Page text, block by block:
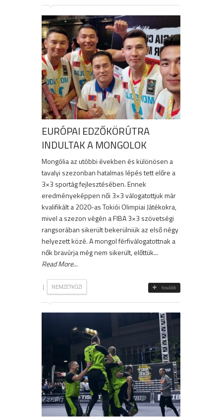
EURÓPAI EDZŐKÖRÚTRA
INDULTAK A MONGOLOK
Mongólia az utóbbi években és különösen a
tavalyi szezonban hatalmas lépés tett előre a
3×3 sportág fejlesztésében. Ennek
eredményeképpen női 3×3 válogatottjuk már
kvalifikált a 2020-as Tokiói Olimpiai Játékokra,
mivel a szezon végén a FIBA 3×3 szövetségi
rangsorában sikerült bekerülniük az első négy
helyezett közé. A mongol férfiválogatottnak a
nők bravúrja még nem sikerült, előttük...
Read More...
| NEMZETKÖZI tovább